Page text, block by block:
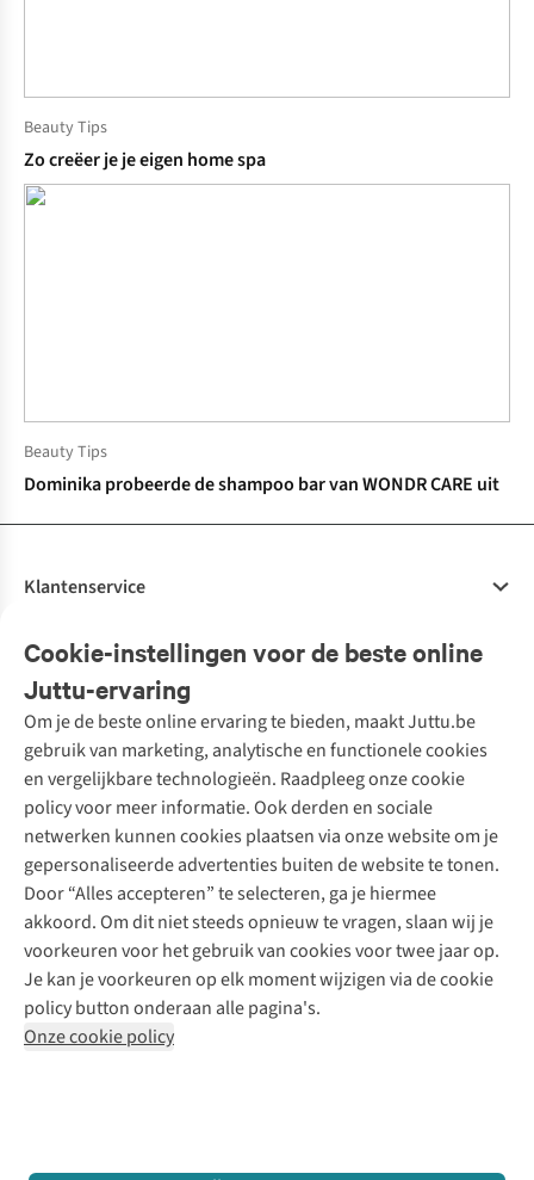
Beauty Tips
Zo creëer je je eigen home spa
Beauty Tips
Dominika probeerde de shampoo bar van WONDR CARE uit
Cookie-instellingen voor de beste online
Juttu-ervaring
Om je de beste online ervaring te bieden, maakt Juttu.be
gebruik van marketing, analytische en functionele cookies
en vergelijkbare technologieën. Raadpleeg onze cookie
policy voor meer informatie. Ook derden en sociale
netwerken kunnen cookies plaatsen via onze website om je
gepersonaliseerde advertenties buiten de website te tonen.
Door “Alles accepteren” te selecteren, ga je hiermee
akkoord. Om dit niet steeds opnieuw te vragen, slaan wij je
voorkeuren voor het gebruik van cookies voor twee jaar op.
Je kan je voorkeuren op elk moment wijzigen via de cookie
policy button onderaan alle pagina's.
Onze cookie policy
Klantenservice
Bestellen
Betalen
10% studentenkorting
Klarna - achteraf betalen
Levering
Retourneren
Bestelling herroepen
Garantie
Contact
Onze diensten
Tweedehands - ReJUsed
Kledingatelier
Personal shopping
Textielbox
Events / workshops
Juttu
Over ons
Juttu Friends
Inspiratie
Werken bij Juttu
Onze winkels
De wereld van Juttu
Verantwoord ondernemen
Toegankelijkheidsverklaring
Merken
Nathalie Vleeschouwer
Selected dames
HKLiving
Dickies
Sessùn
Strom
O My Bag
Revolution
Meld je aan voor de nieuwsbrief
Follow us